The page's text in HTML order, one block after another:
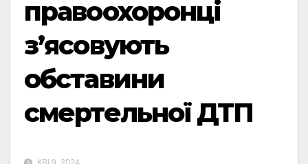
правоохоронці
з’ясовують
обставини
смертельної ДТП